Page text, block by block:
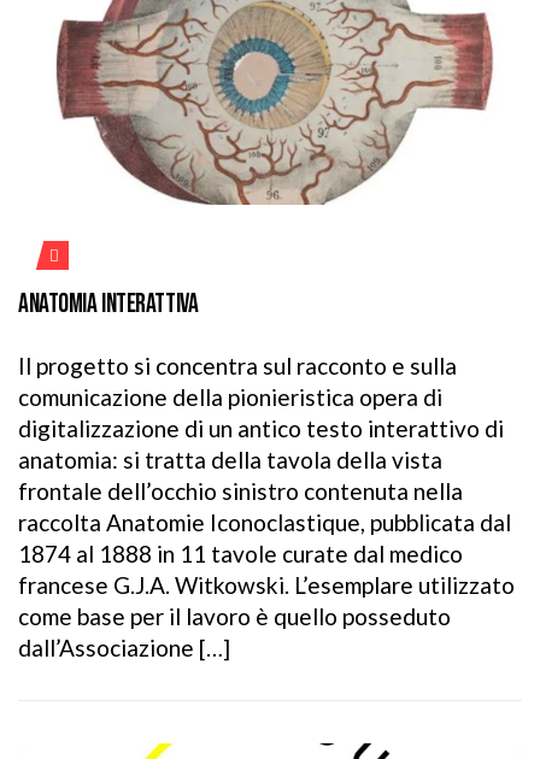
ANATOMIA INTERATTIVA
Il progetto si concentra sul racconto e sulla
comunicazione della pionieristica opera di
digitalizzazione di un antico testo interattivo di
anatomia: si tratta della tavola della vista
frontale dell’occhio sinistro contenuta nella
raccolta Anatomie Iconoclastique, pubblicata dal
1874 al 1888 in 11 tavole curate dal medico
francese G.J.A. Witkowski. L’esemplare utilizzato
come base per il lavoro è quello posseduto
dall’Associazione […]